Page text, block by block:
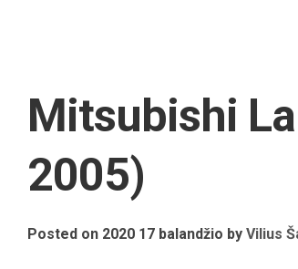
Mitsubishi
2005)
Posted on 2020 17 balandžio by Vilius